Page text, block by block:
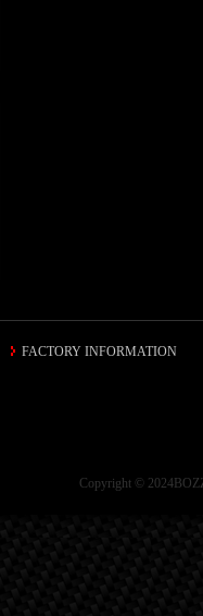
FACTORY INFORMATION
Copyright ©